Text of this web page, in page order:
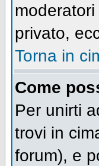
privato,
Torna in
Come
Per unirti
trovi in
forum), e